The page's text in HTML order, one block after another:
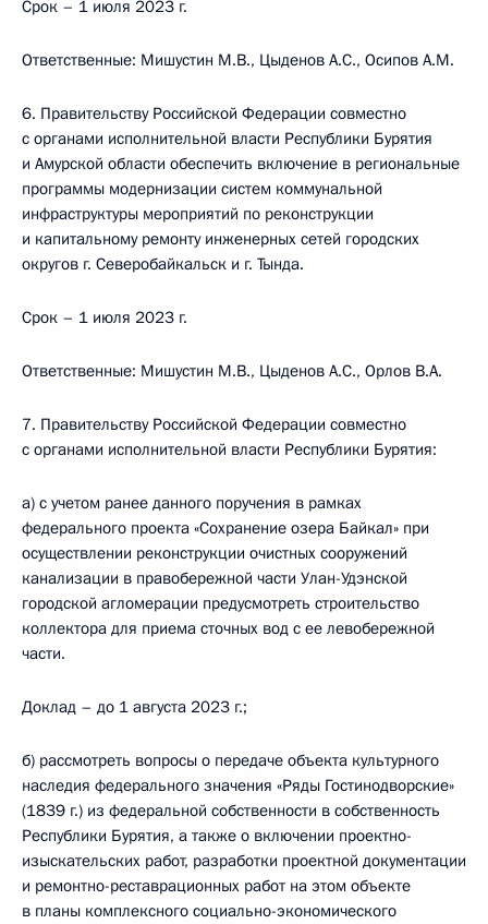
Срок – 1 июля 2023 г.
Ответственные: Мишустин М.В., Цыденов А.С., Осипов А.М.
6. Правительству Российской Федерации совместно
с органами исполнительной власти Республики Бурятия
и Амурской области обеспечить включение в региональные
программы модернизации систем коммунальной
инфраструктуры мероприятий по реконструкции
и капитальному ремонту инженерных сетей городских
округов г. Северобайкальск и г. Тында.
Срок – 1 июля 2023 г.
Ответственные: Мишустин М.В., Цыденов А.С., Орлов В.А.
7. Правительству Российской Федерации совместно
с органами исполнительной власти Республики Бурятия:
а) с учетом ранее данного поручения в рамках
федерального проекта «Сохранение озера Байкал» при
осуществлении реконструкции очистных сооружений
канализации в правобережной части Улан-Удэнской
городской агломерации предусмотреть строительство
коллектора для приема сточных вод с ее левобережной
части.
Доклад – до 1 августа 2023 г.;
б) рассмотреть вопросы о передаче объекта культурного
наследия федерального значения «Ряды Гостинодворские»
(1839 г.) из федеральной собственности в собственность
Республики Бурятия, а также о включении проектно-
изыскательских работ, разработки проектной документации
и ремонтно-реставрационных работ на этом объекте
в планы комплексного социально-экономического